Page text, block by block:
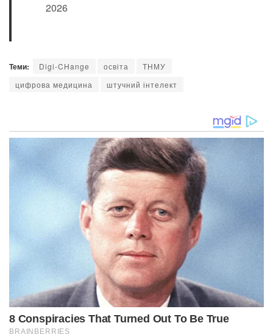
2026
Теми: Digi-CHange освіта
ТНМУ
цифрова медицина
штучний інтелект